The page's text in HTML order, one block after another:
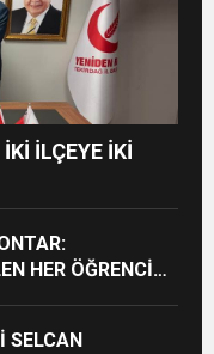
İLÇEYE İKİ
HER ÖĞRENCİ
SELCAN